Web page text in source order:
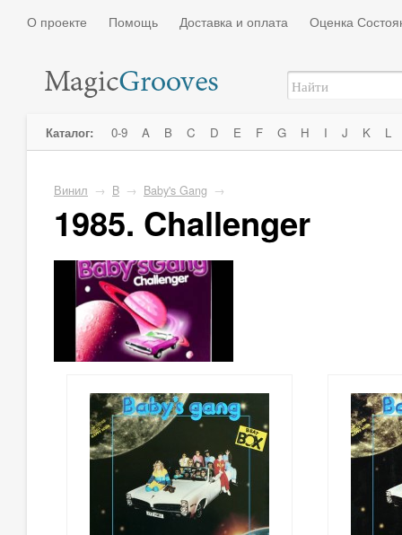
О проекте Помощь Доставка и оплата Оценка
Каталог: 0-9 A B C D E F G H I J K L
Винил → B → Baby's Gang →
1985. Challenger